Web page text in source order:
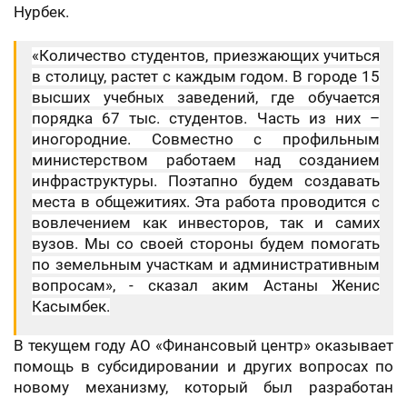
Нурбек.
«Количество студентов, приезжающих учиться
в столицу, растет с каждым годом. В городе 15
высших учебных заведений, где обучается
порядка 67 тыс. студентов. Часть из них –
иногородние. Совместно с профильным
министерством работаем над созданием
инфраструктуры. Поэтапно будем создавать
места в общежитиях. Эта работа проводится с
вовлечением как инвесторов, так и самих
вузов. Мы со своей стороны будем помогать
по земельным участкам и административным
вопросам», - сказал аким Астаны Женис
Касымбек.
В текущем году АО «Финансовый центр» оказывает
помощь в субсидировании и других вопросах по
новому механизму, который был разработан